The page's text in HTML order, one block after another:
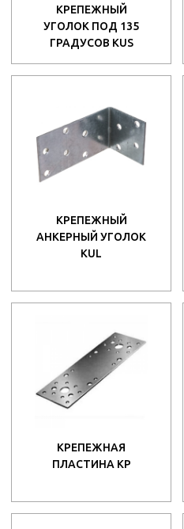
КРЕПЕЖНЫЙ
УГОЛОК ПОД 135
ГРАДУСОВ KUS
КРЕПЕЖНЫЙ
АНКЕРНЫЙ УГОЛОК
KUL
КРЕПЕЖНАЯ
ПЛАСТИНА КР